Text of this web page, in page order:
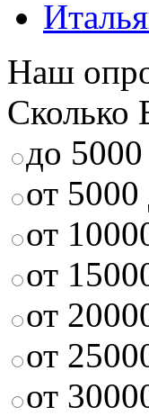
Наш
Сколько
до
от
от
от
от
от
от